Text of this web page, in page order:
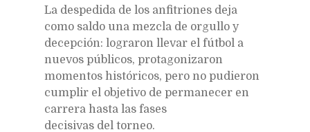
La despedida de los anfitriones deja
como saldo una mezcla de orgullo y
decepción: lograron llevar el fútbol a
nuevos públicos, protagonizaron
momentos históricos, pero no pudieron
cumplir el objetivo de permanecer en
carrera hasta las fases
decisivas del torneo.